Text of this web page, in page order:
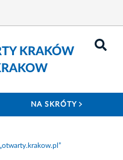
KRAKÓW
NA SKRÓTY